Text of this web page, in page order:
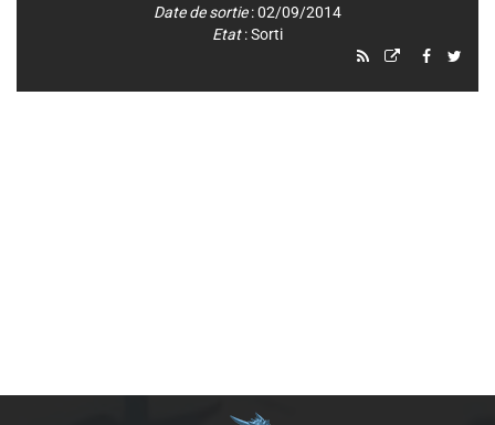
Date de sortie: 02/09/2014
Etat: Sorti